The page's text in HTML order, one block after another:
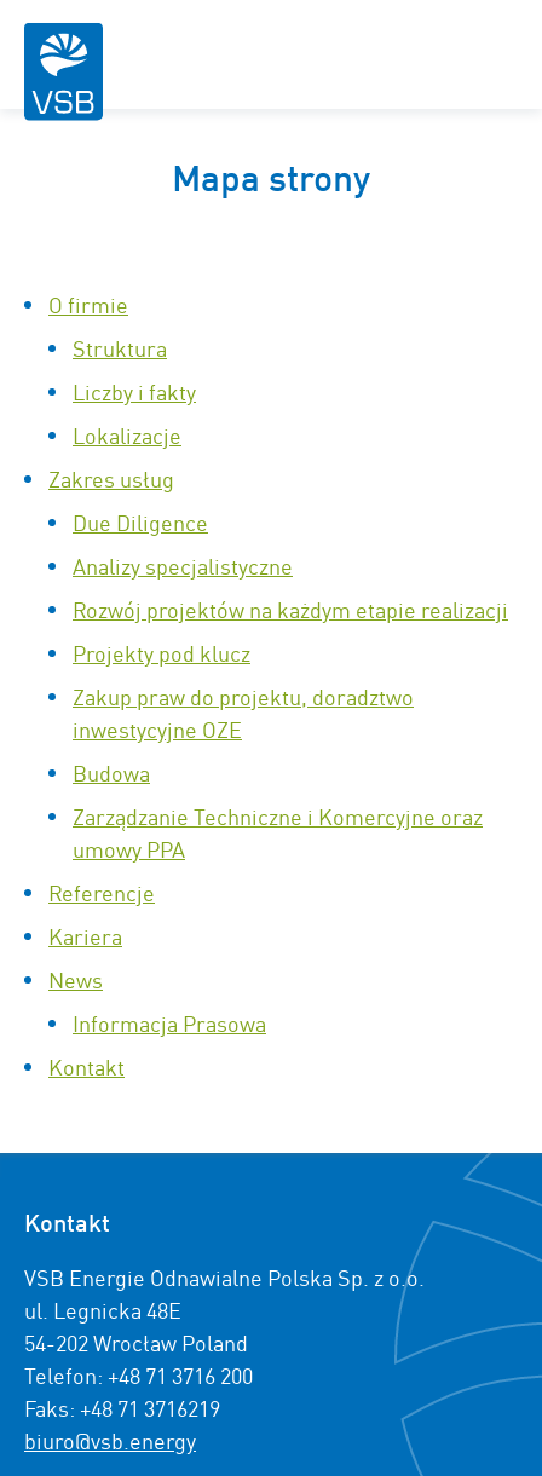
Mapa strony
O firmie
Struktura
Liczby i fakty
Lokalizacje
Zakres usług
Due Diligence
Analizy specjalistyczne
Rozwój projektów na każdym etapie realizacji
Projekty pod klucz
Zakup praw do projektu, doradztwo
inwestycyjne OZE
Budowa
Zarządzanie Techniczne i Komercyjne oraz
umowy PPA
Referencje
Kariera
News
Informacja Prasowa
Kontakt
Kontakt
VSB Energie Odnawialne Polska Sp. z o.o.
ul. Legnicka 48E
54-202 Wrocław Poland
Telefon: +48 71 3716 200
Faks: +48 71 3716219
biuro@vsb.energy